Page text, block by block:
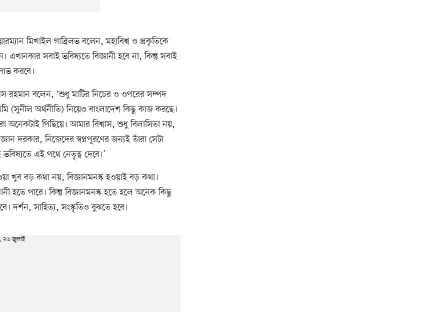
মিখাইল গাব্রিলভ বলেন, মহাবিশ্ব ও প্রকৃতিকে
এখানকার সবাই ভবিষ্যতে বিজ্ঞানী হবে না, কিন্তু সবাই
করবে।
রহমান বলেন, ‘শুধু মাটির নিচের ও ওপরের সম্পদ
(সুনীল অর্থনীতি) নিয়েও বাংলাদেশ কিছু কাজ করছে।
অনেকটাই পিছিয়ে। আমার বিশ্বাস, শুধু বিলাসিতা নয়,
দরকার, নিজেদের স্বপ্নপূরণের জন্যই তাঁরা সেটা
এই পথে নেতৃত্ব দেবে।’
খুব বড় কথা নয়, বিজ্ঞানমনস্ক হওয়াই বড় কথা।
হতে পারে। কিন্তু বিজ্ঞানমনস্ক হতে হলে অনেক কিছু
দর্শন, সাহিত্য, সংস্কৃতিও বুঝতে হবে।